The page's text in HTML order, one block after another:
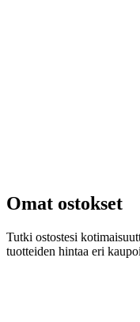
Omat ostokset
Tutki ostostesi
tuotteiden hintaa eri